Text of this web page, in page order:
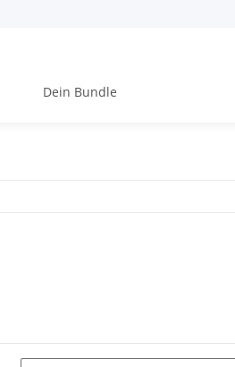
Dein Bundle